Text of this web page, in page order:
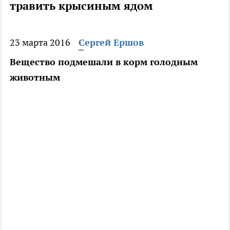
травить крысиным ядом
23 марта 2016
Сергей Ершов
Вещество подмешали в корм голодным
животным